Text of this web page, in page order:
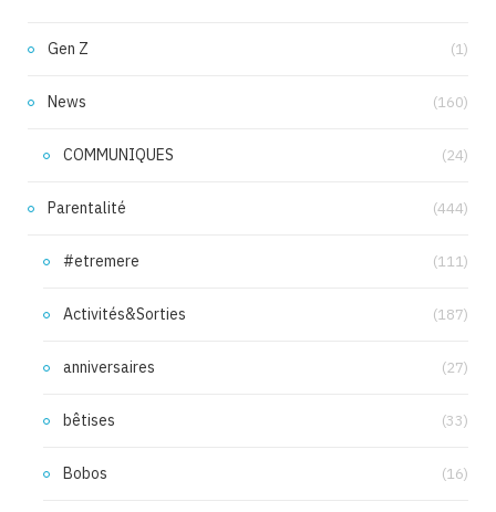
Gen Z (1)
News (160)
COMMUNIQUES (24)
Parentalité (444)
#etremere (111)
Activités&Sorties (187)
anniversaires (27)
bêtises (33)
Bobos (16)